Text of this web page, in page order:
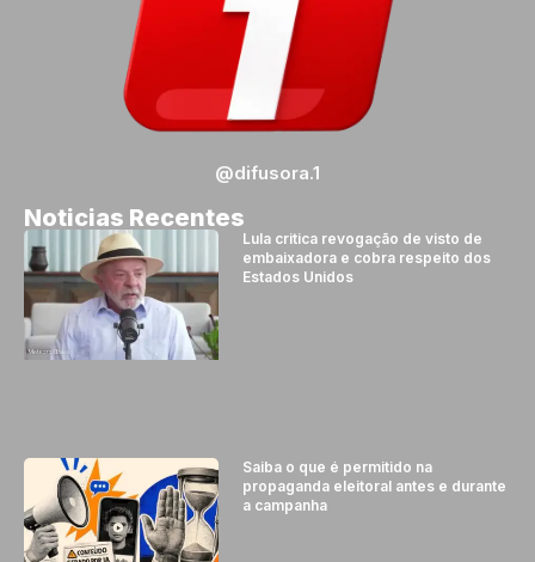
@difusora.1
Noticias Recentes
Lula critica revogação de visto de
embaixadora e cobra respeito dos
Estados Unidos
Saiba o que é permitido na
propaganda eleitoral antes e durante
a campanha